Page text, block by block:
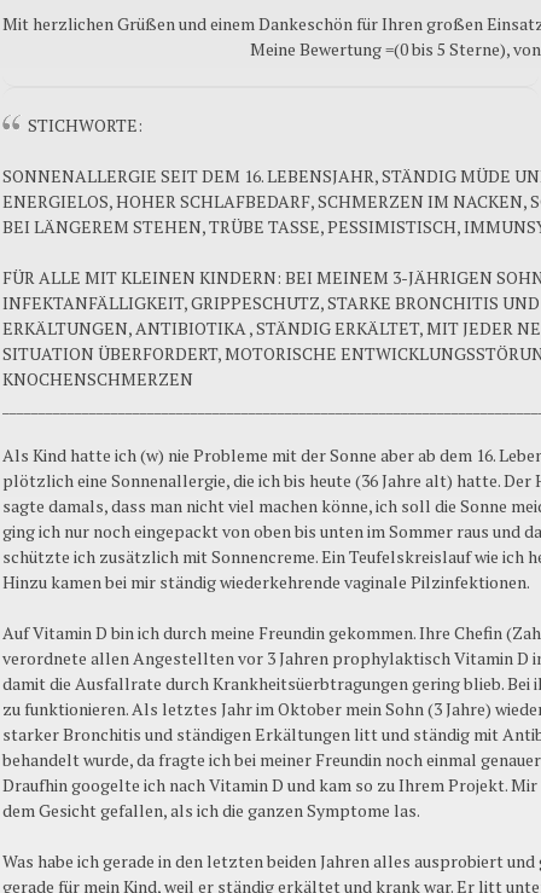
Mit herzlichen Grüßen und einem Dankeschön für Ihren großen
Meine Bewertung =(0 bis 5 Sterne),
STICHWORTE:
SONNENALLERGIE SEIT DEM 16. LEBENSJAHR, STÄNDIG MÜDE
ENERGIELOS, HOHER SCHLAFBEDARF, SCHMERZEN IM NACKEN,
BEI LÄNGEREM STEHEN, TRÜBE TASSE, PESSIMISTISCH,
FÜR ALLE MIT KLEINEN KINDERN: BEI MEINEM 3-JÄHRIGEN
INFEKTANFÄLLIGKEIT, GRIPPESCHUTZ, STARKE BRONCHITIS
ERKÄLTUNGEN, ANTIBIOTIKA , STÄNDIG ERKÄLTET, MIT JEDER
SITUATION ÜBERFORDERT, MOTORISCHE
KNOCHENSCHMERZEN
Als Kind hatte ich (w) nie Probleme mit der Sonne aber ab dem 16.
plötzlich eine Sonnenallergie, die ich bis heute (36 Jahre alt) hatte.
sagte damals, dass man nicht viel machen könne, ich soll die Sonne
ging ich nur noch eingepackt von oben bis unten im Sommer raus und
schützte ich zusätzlich mit Sonnencreme. Ein Teufelskreislauf wie ich
Hinzu kamen bei mir ständig wiederkehrende vaginale Pilzinfektionen.
Auf Vitamin D bin ich durch meine Freundin gekommen. Ihre Chefin
verordnete allen Angestellten vor 3 Jahren prophylaktisch Vitamin D
damit die Ausfallrate durch Krankheitsüerbtragungen gering blieb. Bei
zu funktionieren. Als letztes Jahr im Oktober mein Sohn (3 Jahre)
starker Bronchitis und ständigen Erkältungen litt und ständig mit
behandelt wurde, da fragte ich bei meiner Freundin noch einmal
Draufhin googelte ich nach Vitamin D und kam so zu Ihrem Projekt.
dem Gesicht gefallen, als ich die ganzen Symptome las.
Was habe ich gerade in den letzten beiden Jahren alles ausprobiert und
gerade für mein Kind, weil er ständig erkältet und krank war. Er litt